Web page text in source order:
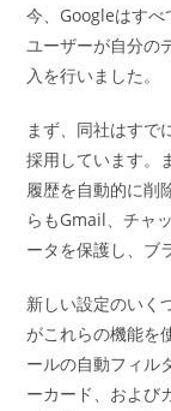
今、Googleはすべ
ユーザーが自分の
入を行いました。
まず、同社はすで
採用しています。
履歴を自動的に削
らもGmail、チャ
ータを保護し、ブ
新しい設定のいく
がこれらの機能を
ールの自動フィル
ーカード、および